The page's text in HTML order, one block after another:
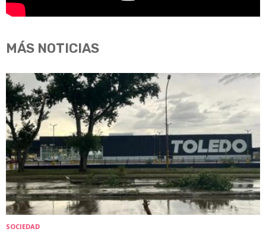
MÁS NOTICIAS
SOCIEDAD